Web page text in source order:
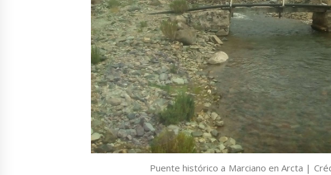
Puente histórico a Marciano en Arcta |